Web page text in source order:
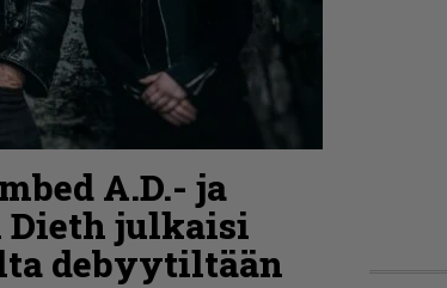
A.D.- ja
Dieth julkaisi
debyytiltään